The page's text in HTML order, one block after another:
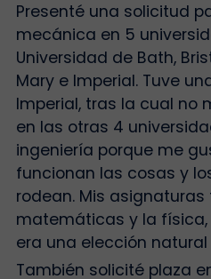
Presenté una solicitud
mecánica en 5
Universidad de Bath,
Mary e Imperial. Tuve
Imperial, tras la cual no
en las otras 4
ingeniería porque me
funcionan las cosas y
rodean. Mis
matemáticas y la
era una elección
También solicité plaza